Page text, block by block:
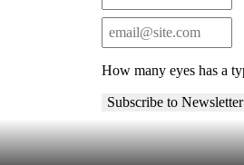
How many eyes has a